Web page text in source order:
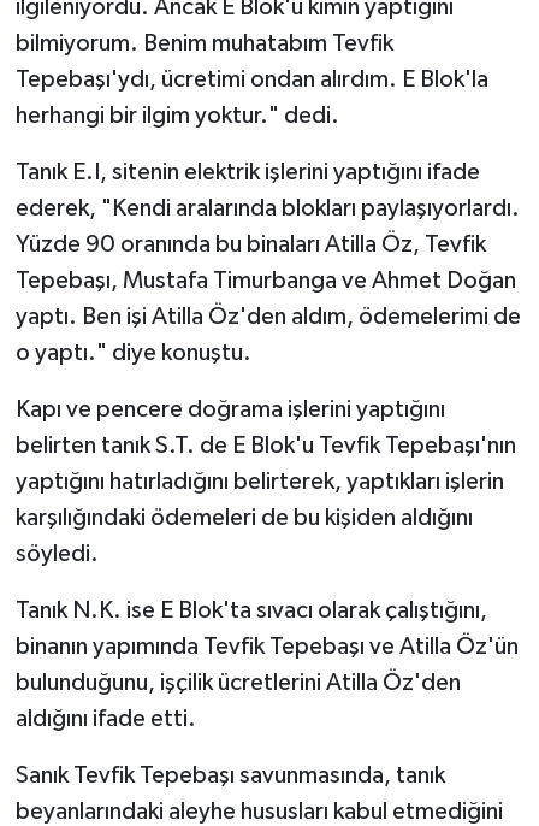
ilgileniyordu. Ancak E Blok'u kimin yaptığını
bilmiyorum. Benim muhatabım Tevfik
Tepebaşı'ydı, ücretimi ondan alırdım. E Blok'la
herhangi bir ilgim yoktur." dedi.
Tanık E.I, sitenin elektrik işlerini yaptığını ifade
ederek, "Kendi aralarında blokları paylaşıyorlardı.
Yüzde 90 oranında bu binaları Atilla Öz, Tevfik
Tepebaşı, Mustafa Timurbanga ve Ahmet Doğan
yaptı. Ben işi Atilla Öz'den aldım, ödemelerimi de
o yaptı." diye konuştu.
Kapı ve pencere doğrama işlerini yaptığını
belirten tanık S.T. de E Blok'u Tevfik Tepebaşı'nın
yaptığını hatırladığını belirterek, yaptıkları işlerin
karşılığındaki ödemeleri de bu kişiden aldığını
söyledi.
Tanık N.K. ise E Blok'ta sıvacı olarak çalıştığını,
binanın yapımında Tevfik Tepebaşı ve Atilla Öz'ün
bulunduğunu, işçilik ücretlerini Atilla Öz'den
aldığını ifade etti.
Sanık Tevfik Tepebaşı savunmasında, tanık
beyanlarındaki aleyhe hususları kabul etmediğini